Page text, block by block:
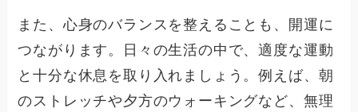
また、心身のバランスを整えることも、開運に
つながります。日々の生活の中で、適度な運動
と十分な休息を取り入れましょう。例えば、朝
のストレッチや夕方のウォーキングなど、無理